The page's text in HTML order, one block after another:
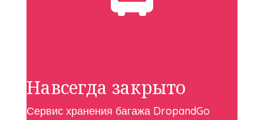
Навсегда закрыто
Сервис хранения багажа DropandGo